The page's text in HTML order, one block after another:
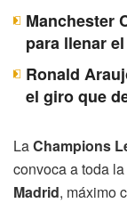
Manchester
para llenar
Ronald
el giro que
LaChampions
convoca a toda
Madrid, máximo